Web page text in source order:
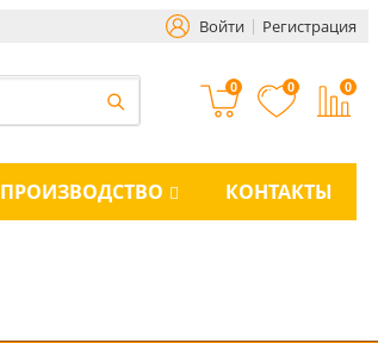
Войти Регистрация
0 0 0
ПРОИЗВОДСТВО КОНТАКТЫ